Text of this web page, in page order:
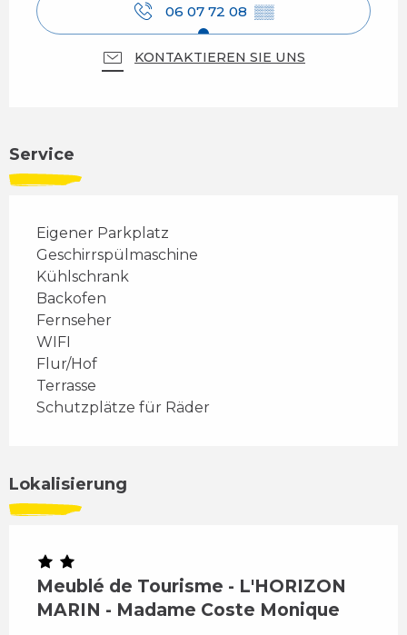
06 07 72 08 ▒▒
KONTAKTIEREN SIE UNS
Service
Eigener Parkplatz
Geschirrspülmaschine
Kühlschrank
Backofen
Fernseher
WIFI
Flur/Hof
Terrasse
Schutzplätze für Räder
Lokalisierung
Meublé de Tourisme - L'HORIZON
MARIN - Madame Coste Monique